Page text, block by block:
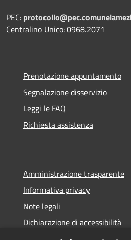
PEC:
Centralino Unico: 0968.2071
Prenotazione appuntamento
Segnalazione disservizio
Leggi le FAQ
Richiesta assistenza
Amministrazione trasparente
Informativa privacy
Note legali
Dichiarazione di accessibilità